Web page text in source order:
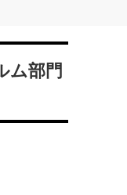
ム部門